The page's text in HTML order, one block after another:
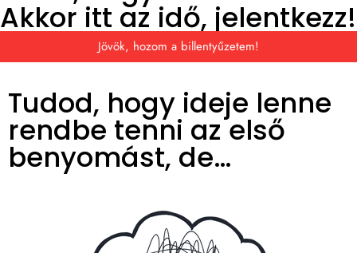
Akkor itt az idő, jelentkezz!
Jövök, hozom a billentyűzetem!
Tudod, hogy ideje lenne
rendbe tenni az első
benyomást, de…